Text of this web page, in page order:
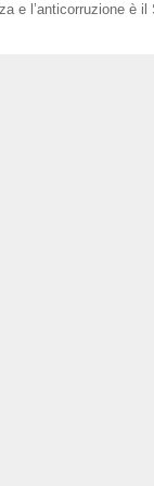
e l’anticorruzione è